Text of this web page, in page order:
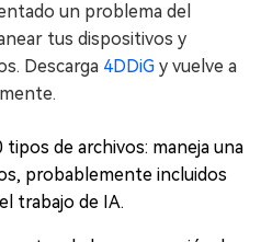
un problema del
tus dispositivos y
Descarga 4DDiG y vuelve a
tipos de archivos: maneja una
probablemente incluidos
trabajo de IA.